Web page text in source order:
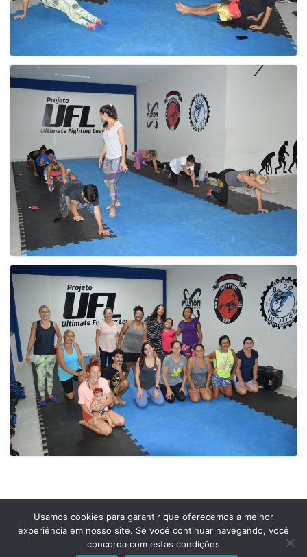
Prefeitura Municipal de Comendador Levy Gasparian
Est União Indústria, S/Nº, KM 131 Exposição, Comendador Levy Gasparian /RJ –
Usamos cookies para garantir que oferecemos a melhor
experiência em nosso site. Se você continuar navegando, você
concorda com estas condições